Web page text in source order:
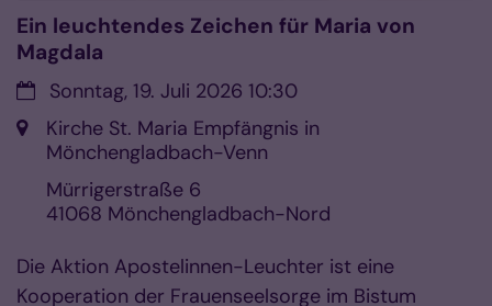
Ein leuchtendes Zeichen für Maria von
Magdala
Datum:Sonntag, 19. Juli 2026 10:30
Ort:Kirche St. Maria Empfängnis in
Mönchengladbach-Venn
Mürrigerstraße 6
41068 Mönchengladbach-Nord
Die Aktion Apostelinnen-Leuchter ist eine
Kooperation der Frauenseelsorge im Bistum